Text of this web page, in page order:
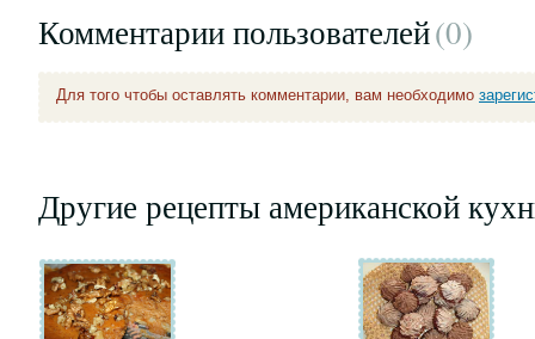
Комментарии пользователей(0)
Для того чтобы оставлять комментарии, вам необходимо
Другие рецепты американской